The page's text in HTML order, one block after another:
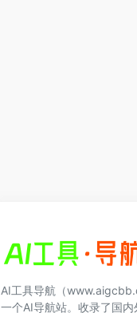
AI工具导航（
一个AI导航站。收录了国